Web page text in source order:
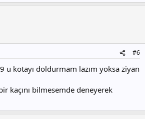
#6
u kotayı doldurmam lazım yoksa ziyan
kaçını bilmesemde deneyerek